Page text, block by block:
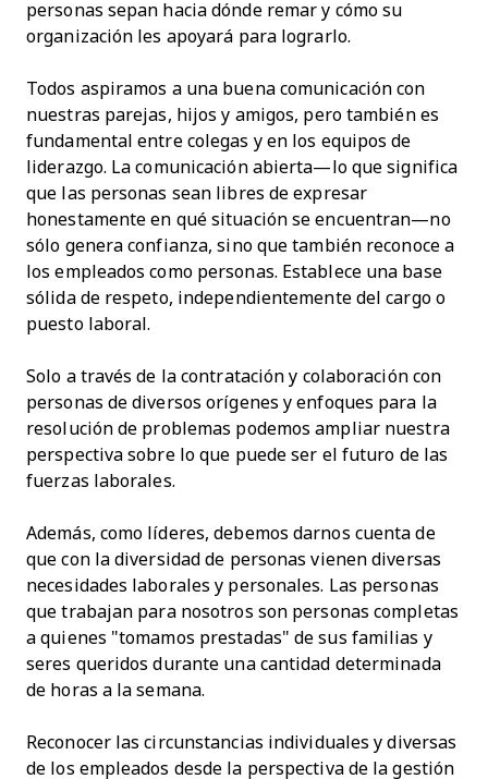
personas sepan hacia dónde remar y cómo su
organización les apoyará para lograrlo.
Todos aspiramos a una buena comunicación con
nuestras parejas, hijos y amigos, pero también es
fundamental entre colegas y en los equipos de
liderazgo. La comunicación abierta—lo que significa
que las personas sean libres de expresar
honestamente en qué situación se encuentran—no
sólo genera confianza, sino que también reconoce a
los empleados como personas. Establece una base
sólida de respeto, independientemente del cargo o
puesto laboral.
Solo a través de la contratación y colaboración con
personas de diversos orígenes y enfoques para la
resolución de problemas podemos ampliar nuestra
perspectiva sobre lo que puede ser el futuro de las
fuerzas laborales.
Además, como líderes, debemos darnos cuenta de
que con la diversidad de personas vienen diversas
necesidades laborales y personales. Las personas
que trabajan para nosotros son personas completas
a quienes "tomamos prestadas" de sus familias y
seres queridos durante una cantidad determinada
de horas a la semana.
Reconocer las circunstancias individuales y diversas
de los empleados desde la perspectiva de la gestión